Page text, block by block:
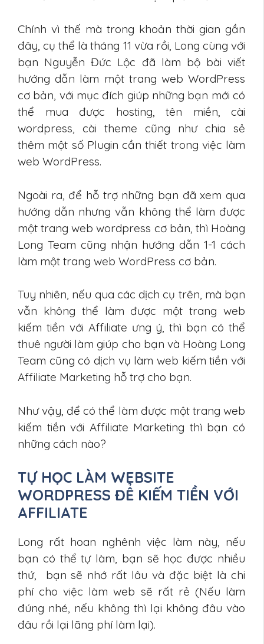
Chính vì thế mà trong khoản thời gian gần
đây, cụ thể là tháng 11 vừa rồi, Long cùng với
bạn Nguyễn Đức Lộc đã làm bộ bài viết
hướng dẫn làm một trang web WordPress
cơ bản, với mục đích giúp những bạn mới có
thể mua được hosting, tên miền, cài
wordpress, cài theme cũng như chia sẻ
thêm một số Plugin cần thiết trong việc làm
web WordPress.
Ngoài ra, để hỗ trợ những bạn đã xem qua
hướng dẫn nhưng vẫn không thể làm được
một trang web wordpress cơ bản, thì Hoàng
Long Team cũng nhận hướng dẫn 1-1 cách
làm một trang web WordPress cơ bản.
Tuy nhiên, nếu qua các dịch cụ trên, mà bạn
vẫn không thể làm được một trang web
kiếm tiền với Affiliate ưng ý, thì bạn có thể
thuê người làm giúp cho bạn và Hoàng Long
Team cũng có dịch vụ làm web kiếm tiền với
Affiliate Marketing hỗ trợ cho bạn.
Như vậy, để có thể làm được một trang web
kiếm tiền với Affiliate Marketing thì bạn có
những cách nào?
TỰ HỌC LÀM WEBSITE
WORDPRESS ĐỂ KIẾM TIỀN VỚI
AFFILIATE
Long rất hoan nghênh việc làm này, nếu
bạn có thể tự làm, bạn sẽ học được nhiều
thứ, bạn sẽ nhớ rất lâu và đặc biệt là chi
phí cho việc làm web sẽ rất rẻ (Nếu làm
đúng nhé, nếu không thì lại không đâu vào
đâu rồi lại lãng phí làm lại).